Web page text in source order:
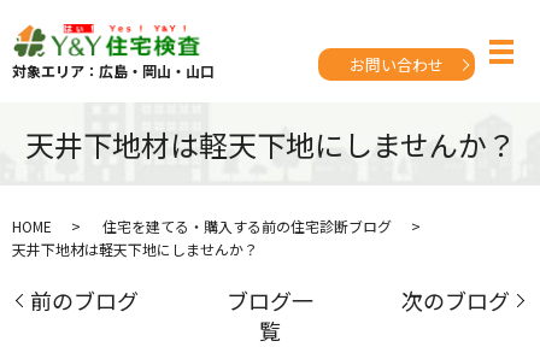
対象エリア：広島・岡山・山口 お問い合わせ
天井下地材は軽天下地にしませんか？
HOME
住宅を建てる・購入する前の住宅診断ブログ
天井下地材は軽天下地にしませんか？
前のブログ
ブログ一
覧
次のブログ